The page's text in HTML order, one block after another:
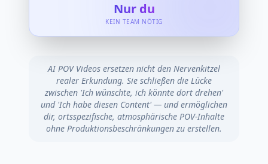
Nur du
KEIN TEAM NÖTIG
AI POV Videos ersetzen nicht den Nervenkitzel
realer Erkundung. Sie schließen die Lücke
zwischen 'Ich wünschte, ich könnte dort drehen'
und 'Ich habe diesen Content' — und ermöglichen
dir, ortsspezifische, atmosphärische POV-Inhalte
ohne Produktionsbeschränkungen zu erstellen.